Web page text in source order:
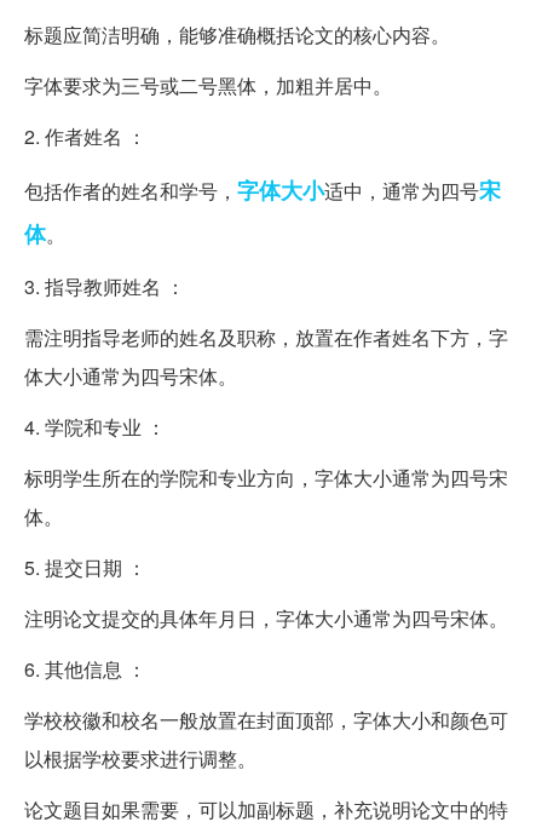
标题应简洁明确，能够准确概括论文的核心内容。
字体要求为三号或二号黑体，加粗并居中。
2. 作者姓名 ：
包括作者的姓名和学号， 字体大小适中，通常为四号宋
体。
3. 指导教师姓名 ：
需注明指导老师的姓名及职称，放置在作者姓名下方，字
体大小通常为四号宋体。
4. 学院和专业 ：
标明学生所在的学院和专业方向，字体大小通常为四号宋
体。
5. 提交日期 ：
注明论文提交的具体年月日，字体大小通常为四号宋体。
6. 其他信息 ：
学校校徽和校名一般放置在封面顶部，字体大小和颜色可
以根据学校要求进行调整。
论文题目如果需要，可以加副标题，补充说明论文中的特